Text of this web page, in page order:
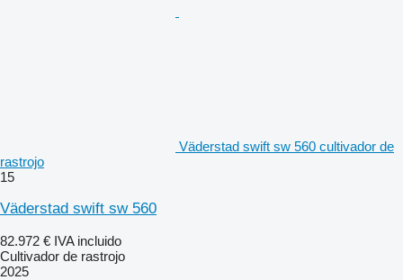
Väderstad swift sw 560 cultivador de
rastrojo
15
Väderstad swift sw 560
82.972 € IVA incluido
Cultivador de rastrojo
2025